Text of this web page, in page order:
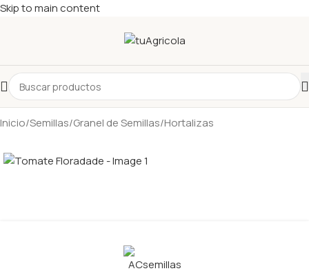
Skip to main content
Inicio/Semillas/Granel de Semillas/Hortalizas